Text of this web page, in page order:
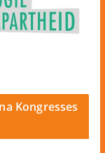
Kongresses